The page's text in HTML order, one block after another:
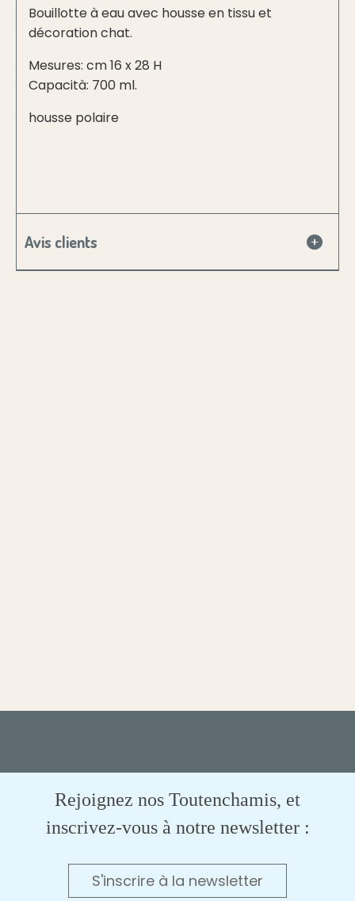
Bouillotte à eau avec housse en tissu et
décoration chat.
Mesures: cm 16 x 28 H
Capacità: 700 ml.
housse polaire
Avis clients
Rejoignez nos Toutenchamis, et
inscrivez-vous à notre newsletter :
S'inscrire à la newsletter